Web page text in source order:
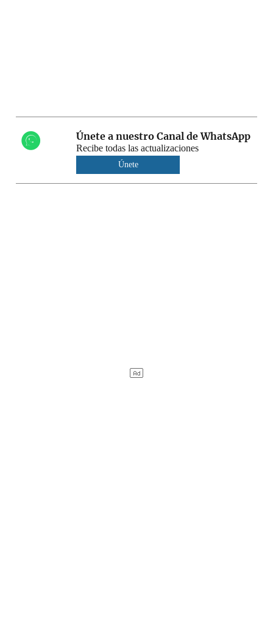
Únete a nuestro Canal de WhatsApp
Recibe todas las actualizaciones
Únete